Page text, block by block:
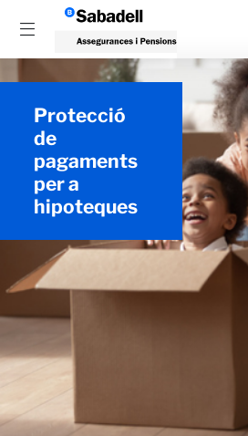
Protecció
de
pagaments
per a
hipoteques